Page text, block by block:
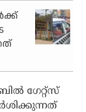
ഗേറ്റ്‌സ്